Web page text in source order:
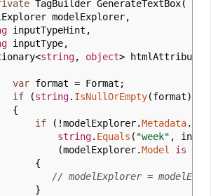
TagBuilder GenerateTextBox(
modelExplorer,
inputTypeHint,
inputType,
<string, object> htmlAttributes
var format = Format ;
if
(string. IsNullOrEmpty(format)
{
if
( !modelExplorer.Metadata.
string. Equals ( "week" ,
(modelExplorer.Model is
{
// modelExplorer =
}